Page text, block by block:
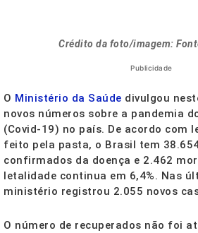
Crédito da foto/imagem:
Publicidade
O Ministério da Saúde divulgou
novos números sobre a pandemia
(Covid-19) no país. De acordo com
feito pela pasta, o Brasil tem
confirmados da doença e 2.462
letalidade continua em 6,4%. Nas
ministério registrou 2.055 novos
O número de recuperados não foi